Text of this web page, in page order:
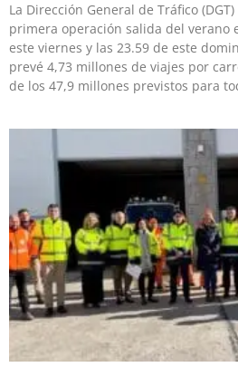
La Dirección General de Tráfico
primera operación salida del verano
este viernes y las 23.59 de este
prevé 4,73 millones de viajes por
de los 47,9 millones previstos para